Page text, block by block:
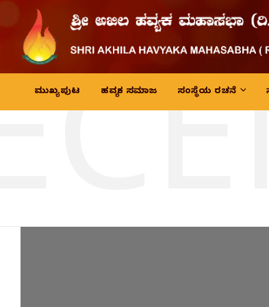
ಮುಖ್ಯ ಪುಟ ಹವ್ಯಕ ಸಮಾಜ ಸಂಸ್ಥೆಯ ರಚನೆ